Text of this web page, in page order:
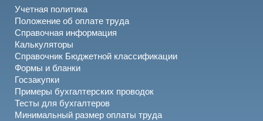
Учетная политика
Положение об оплате труда
Справочная информация
Калькуляторы
Справочник Бюджетной классификации
Формы и бланки
Госзакупки
Примеры бухгалтерских проводок
Тесты для бухгалтеров
Минимальный размер оплаты труда